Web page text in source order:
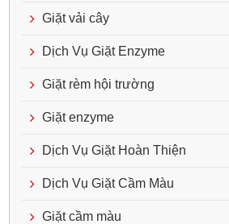
Giặt vải cây
Dịch Vụ Giặt Enzyme
Giặt rèm hội trường
Giặt enzyme
Dịch Vụ Giặt Hoàn Thiện
Dịch Vụ Giặt Cầm Màu
Giặt cầm màu